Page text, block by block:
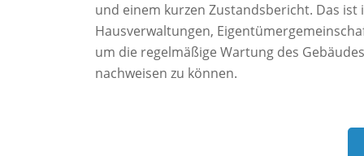
und einem kurzen Zustandsbericht. Das ist
Hausverwaltungen,
um die regelmäßige Wartung des
nachweisen zu können.